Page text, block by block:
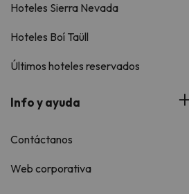
Hoteles Sierra Nevada
Hoteles Boí Taüll
Últimos hoteles reservados
Info y ayuda
Contáctanos
Web corporativa